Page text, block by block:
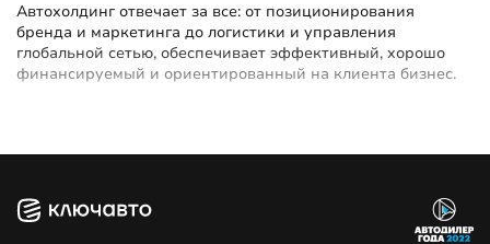
Автохолдинг отвечает за все: от позиционирования
бренда и маркетинга до логистики и управления
глобальной сетью, обеспечивает эффективный, хорошо
финансируемый и ориентированный на клиента бизнес.